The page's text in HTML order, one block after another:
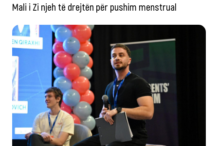
Mali i Zi njeh të drejtën për pushim menstrual